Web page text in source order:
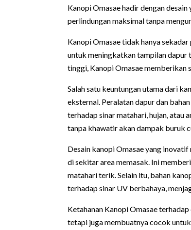
Kanopi Omasae hadir dengan
perlindungan maksimal tanpa
Kanopi Omasae tidak hanya
untuk meningkatkan tampilan dapur
tinggi, Kanopi Omasae memberikan
Salah satu keuntungan utama dari
eksternal. Peralatan dapur dan
terhadap sinar matahari, hujan, atau
tanpa khawatir akan dampak buruk
Desain kanopi Omasae yang
di sekitar area memasak. Ini
matahari terik. Selain itu, bahan
terhadap sinar UV berbahaya,
Ketahanan Kanopi Omasae
tetapi juga membuatnya cocok